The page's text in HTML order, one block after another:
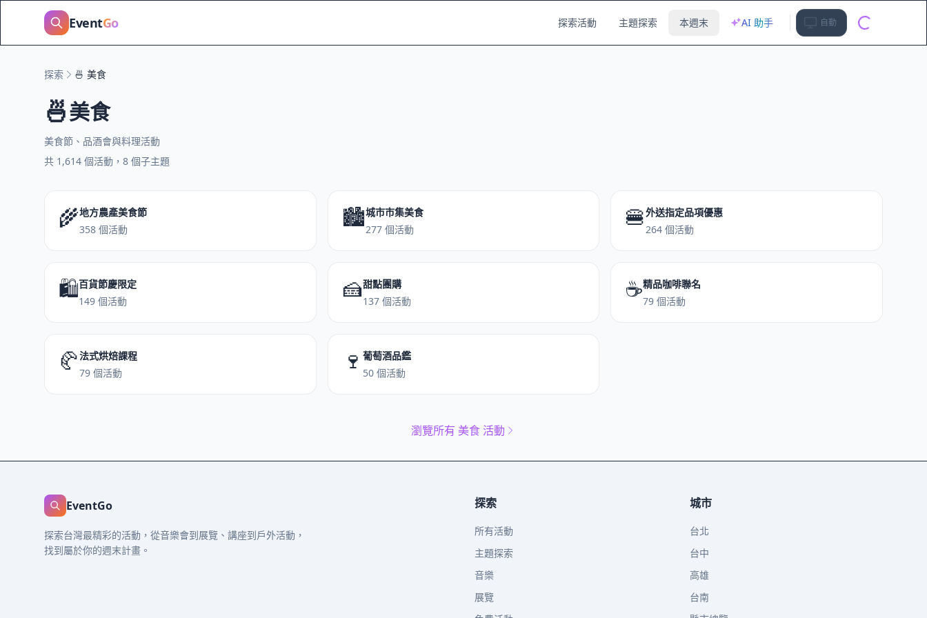
EventGo 探索活動 主題探索 本週末 AI 助手 自動
探索 🍜 美食
🍜美食
美食節、品酒會與料理活動
共 1,614 個活動，8 個子主題
🌾地方農產美食節
358 個活動
🏙️城市市集美食
277 個活動
🍔外送指定品項優惠
264 個活動
🛍️百貨節慶限定
149 個活動
🍰甜點團購
137 個活動
☕️精品咖啡聯名
79 個活動
🥐法式烘焙課程
79 個活動
🍷 葡萄酒品鑑
50 個活動
瀏覽所有 美食 活動
EventGo
探索台灣最精彩的活動，從音樂會到展覽、講座到戶外活動，
找到屬於你的週末計畫。
探索
所有活動
主題探索
音樂
展覽
城市
台北
台中
高雄
台南